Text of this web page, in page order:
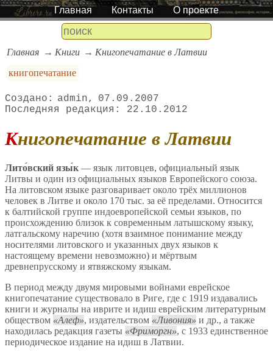
Главная Контакты О проекте
Главная Книги
Книгопечатание в Латвии
книгопечатание
admin
07.09.2007
22.10.2012
Книгопечатание в Латвии
Лито́вский язы́к — язык литовцев, официальный язык
Литвы и один из официальных языков Европейского союза.
На литовском языке разговаривает около трёх миллионов
человек в Литве и около 170 тыс. за её пределами. Относится
к балтийской группе индоевропейской семьи языков, по
происхождению близок к современным латышскому языку,
латгальскому наречию (хотя взаимное понимание между
носителями литовского и указанных двух языков к
настоящему времени невозможно) и мёртвым
древнепрусскому и ятвяжскому языкам.
В период между двумя мировыми войнами еврейское
книгопечатание существовало в Риге, где с 1919 издавались
книги и журналы на иврите и идиш еврейским литературным
обществом
Алеф , издательством Ливония
и др., а также
находилась редакция газеты
Фриморгн , с 1933 единственное
периодическое издание на идиш в Латвии.